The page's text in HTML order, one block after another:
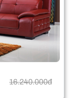
16.240.000đ